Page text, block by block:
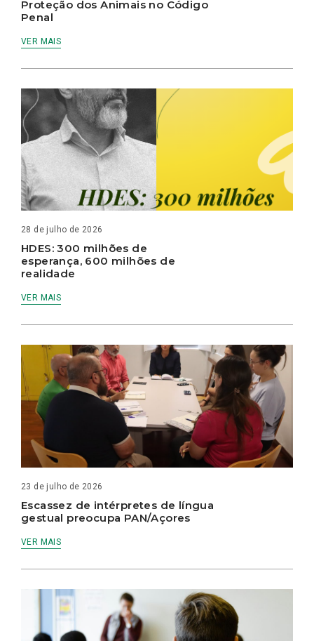
Proteção dos Animais no Código
Penal
VER MAIS
28 de julho de 2026
HDES: 300 milhões de
esperança, 600 milhões de
realidade
VER MAIS
23 de julho de 2026
Escassez de intérpretes de língua
gestual preocupa PAN/Açores
VER MAIS